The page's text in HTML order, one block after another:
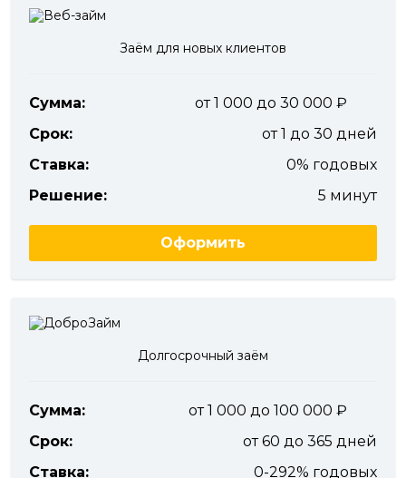
Заём для новых клиентов
Сумма:
от 1 000 до 30 000
Срок:
от 1 до 30 дней
Ставка:
0% годовых
Решение:
5 минут
Оформить
Долгосрочный заём
Сумма:
от 1 000 до 100 000
Срок:
от 60 до 365 дней
Ставка:
0-292% годовых